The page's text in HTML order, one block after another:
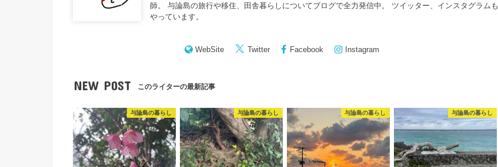
師。 与論島の旅行や移住、田舎暮らしについてブログで全力発信中。 ツイッター、インスタグラムも
やっています。
WebSite Twitter Facebook Instagram
NEW POST このライターの最新記事
与論島の暮らし 与論島の暮らし 与論島の暮らし 与論島の暮らし